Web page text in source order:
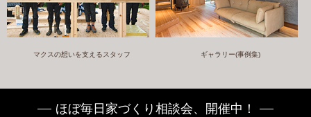
マクスの想いを支えるスタッフ ギャラリー(事例集)
ほぼ毎日家づくり相談会、開催中！